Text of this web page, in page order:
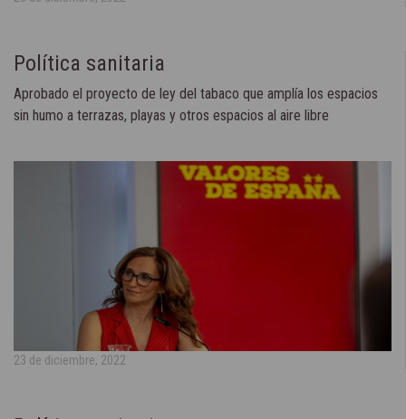
Política sanitaria
Aprobado el proyecto de ley del tabaco que amplía los espacios
sin humo a terrazas, playas y otros espacios al aire libre
23 de diciembre, 2022